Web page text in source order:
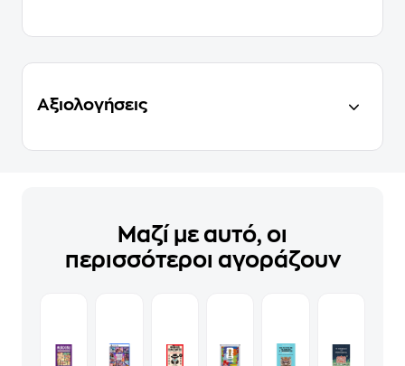
Αξιολογήσεις
Μαζί με αυτό, οι
περισσότεροι αγοράζουν